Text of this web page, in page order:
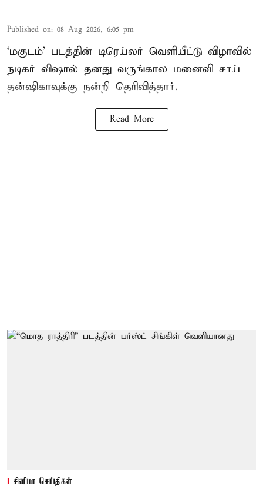
Published on: 08 Aug 2026, 6:05 pm
‘மகுடம்’ படத்தின் டிரெய்லர் வெளியீட்டு விழாவில்
நடிகர் விஷால் தனது வருங்கால மனைவி சாய்
தன்ஷிகாவுக்கு நன்றி தெரிவித்தார்.
Read More
சினிமா செய்திகள்